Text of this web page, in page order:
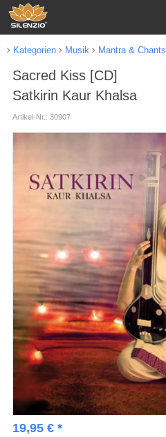
Kategorien Musik Mantra & Chants
Sacred Kiss [CD]
Satkirin Kaur Khalsa
Artikel-Nr.: 30907
19,95 € *